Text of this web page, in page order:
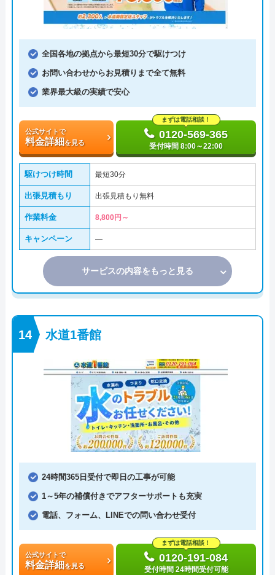
全国各地の拠点から最短30分で駆けつけ
お問い合わせからお見積りまで全て無料
業界最大級の実績で安心
公式サイトで
料金詳細を見る
まずは電話相談！
0120-569-365
受付時間 8:00～22:00
駆けつけ時間 最短30分
出張見積もり 出張見積もり無料
作業料金 8,800円～
キャンペーン ―
サービスの内容をもっと見る
水道1番館
24時間365日受付で即日の工事が可能
1～5年の補償付きでアフターサポートも充実
電話、フォーム、LINEでの問い合わせ受付
公式サイトで
料金詳細を見る
まずは電話相談！
0120-191-084
受付時間 24時間受付可能